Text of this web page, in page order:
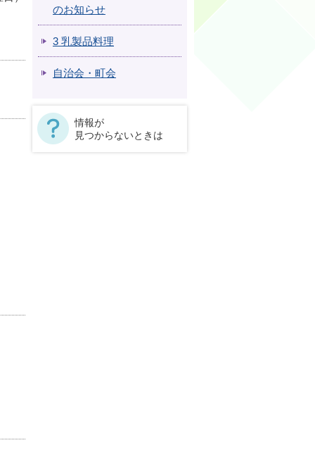
のお知らせ
3 乳製品料理
自治会・町会
情報が
見つからないときは